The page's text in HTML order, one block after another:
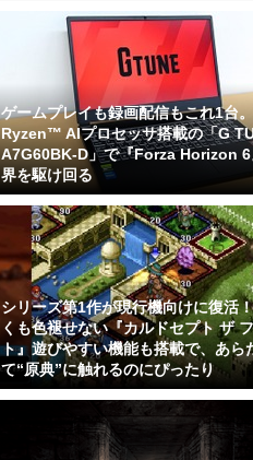
ゲームプレイも録画配信もこれ1台
Ryzen™ AIプロセッサ搭載の「G
A7G60BK-D」で『Forza Horizon 6
界を駆け回る
シリーズ第1作が現行機向けに復活
くも色褪せない『カルドセプト ザ
ト』遊びやすい機能も搭載で、あら
て“原典”に触れるのにぴったり